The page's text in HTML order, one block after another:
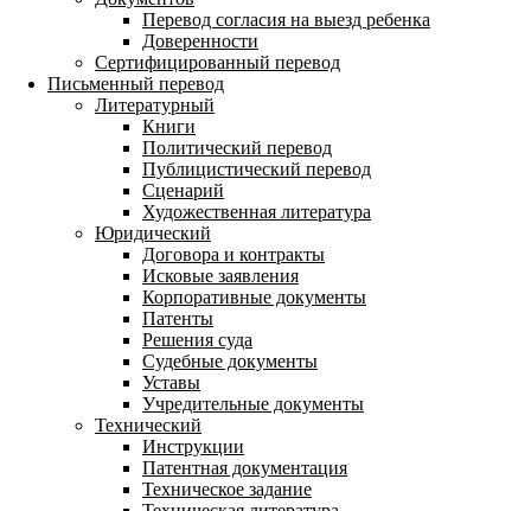
Перевод согласия на выезд ребенка
Доверенности
Сертифицированный перевод
Письменный перевод
Литературный
Книги
Политический перевод
Публицистический перевод
Сценарий
Художественная литература
Юридический
Договора и контракты
Исковые заявления
Корпоративные документы
Патенты
Решения суда
Судебные документы
Уставы
Учредительные документы
Технический
Инструкции
Патентная документация
Техническое задание